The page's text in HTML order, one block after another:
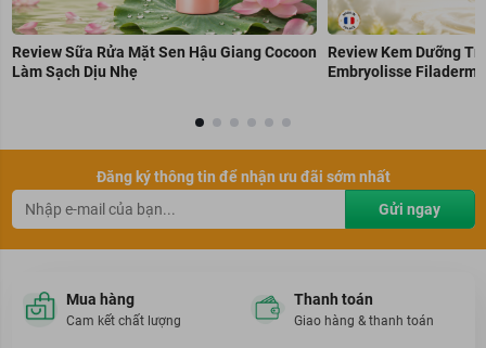
Review Sữa Rửa Mặt Sen Hậu Giang Cocoon
Làm Sạch Dịu Nhẹ
Review Kem Dưỡng
Embryolisse Filaderme
Đăng ký thông tin để nhận ưu đãi sớm nhất
Gửi ngay
Mua hàng
Cam kết chất lượng
Thanh toán
Giao hàng & thanh toán